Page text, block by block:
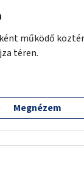
működő
téren.
Megnézem